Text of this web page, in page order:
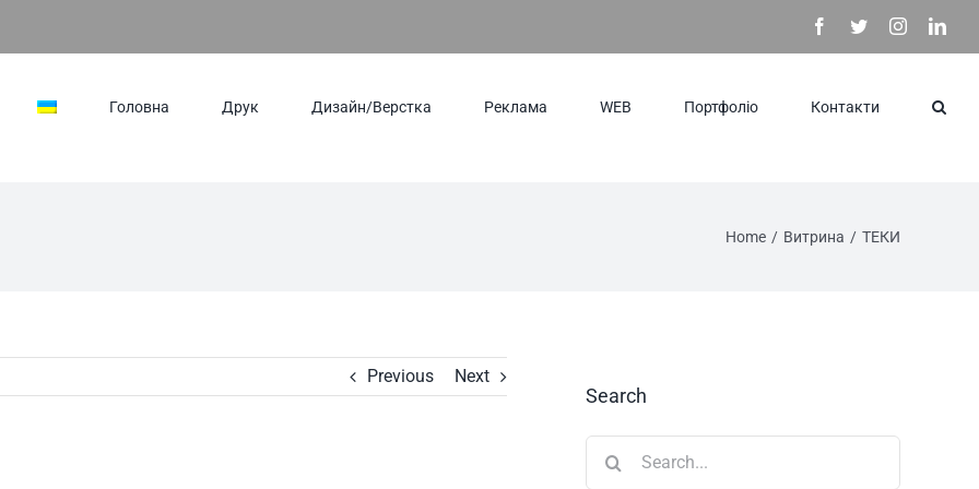
Facebook
TwitterInstagram
Головна Друк Дизайн/Верстка Реклама WEB Портфоліо Контакти
Home / Витрина / ТЕКИ
Previous Next
Search